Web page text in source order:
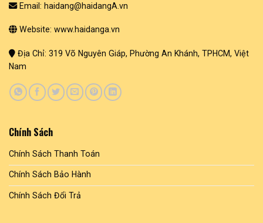
Email: haidang@haidangA.vn
Website: www.haidanga.vn
Địa Chỉ: 319 Võ Nguyên Giáp, Phường An Khánh, TPHCM, Việt
Nam
Chính Sách
Chính Sách Thanh Toán
Chính Sách Bảo Hành
Chính Sách Đổi Trả